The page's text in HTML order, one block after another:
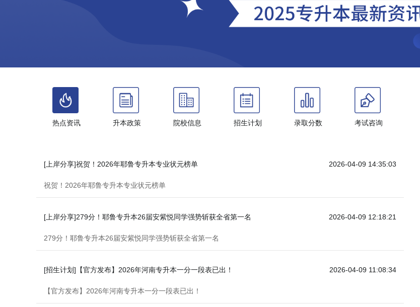
热点资讯 升本政策 院校信息 招生计划 录取分数 考试咨询
[上岸分享]祝贺！2026年耶鲁专升本专业状元榜单 2026-04-09 14:35:03
祝贺！2026年耶鲁专升本专业状元榜单
[上岸分享]279分！耶鲁专升本26届安紫悦同学强势斩获全省第一名 2026-04-09 12:18:21
279分！耶鲁专升本26届安紫悦同学强势斩获全省第一名
[招生计划]【官方发布】2026年河南专升本一分一段表已出！ 2026-04-09 11:08:34
【官方发布】2026年河南专升本一分一段表已出！